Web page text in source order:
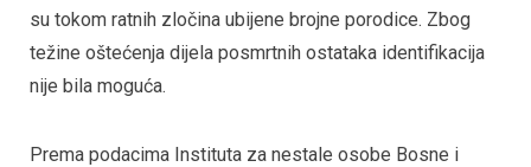
su tokom ratnih zločina ubijene brojne porodice. Zbog
težine oštećenja dijela posmrtnih ostataka identifikacija
nije bila moguća.
Prema podacima Instituta za nestale osobe Bosne i